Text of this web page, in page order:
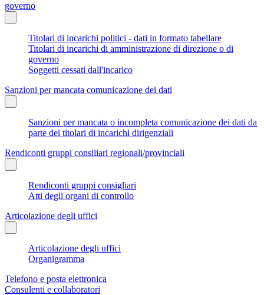
governo
Titolari di incarichi politici - dati in formato tabellare
Titolari di incarichi di amministrazione di direzione o di
governo
Soggetti cessati dall'incarico
Sanzioni per mancata comunicazione dei dati
Sanzioni per mancata o incompleta comunicazione dei dati da
parte dei titolari di incarichi dirigenziali
Rendiconti gruppi consiliari regionali/provinciali
Rendiconti gruppi consigliari
Atti degli organi di controllo
Articolazione degli uffici
Articolazione degli uffici
Organigramma
Telefono e posta elettronica
Consulenti e collaboratori